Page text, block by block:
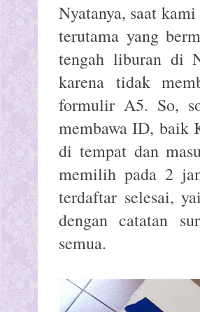
Nyatanya, saat
terutama yang
tengah liburan di
karena tidak
formulir A5. So,
membawa ID, baik
di tempat dan
memilih pada 2
terdaftar selesai,
dengan catatan
semua.